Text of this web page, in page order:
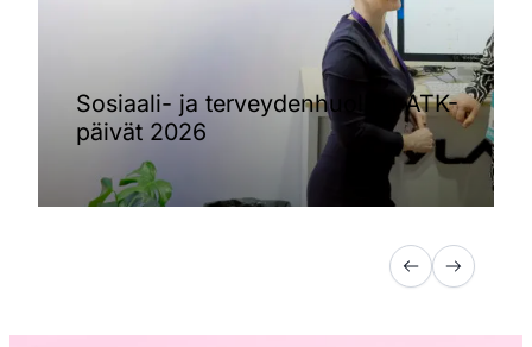
Sosiaali- ja terveydenhuollon ATK-
päivät 2026